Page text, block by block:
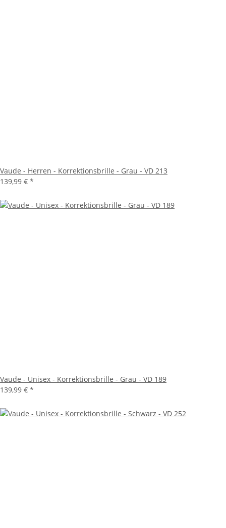
Vaude - Herren - Korrektionsbrille - Grau - VD 213
139,99 € *
Vaude - Unisex - Korrektionsbrille - Grau - VD 189
139,99 € *